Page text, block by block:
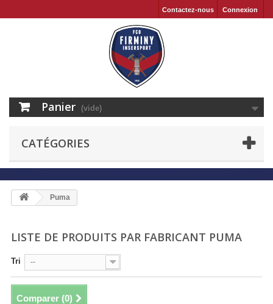
Connexion
Contactez-nous
Panier (vide)
CATÉGORIES
Puma
LISTE DE PRODUITS PAR FABRICANT PUMA
Tri --
Comparer (0)